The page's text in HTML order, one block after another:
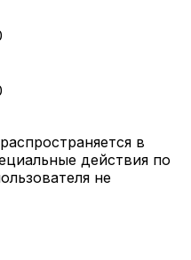
в
действия по
не